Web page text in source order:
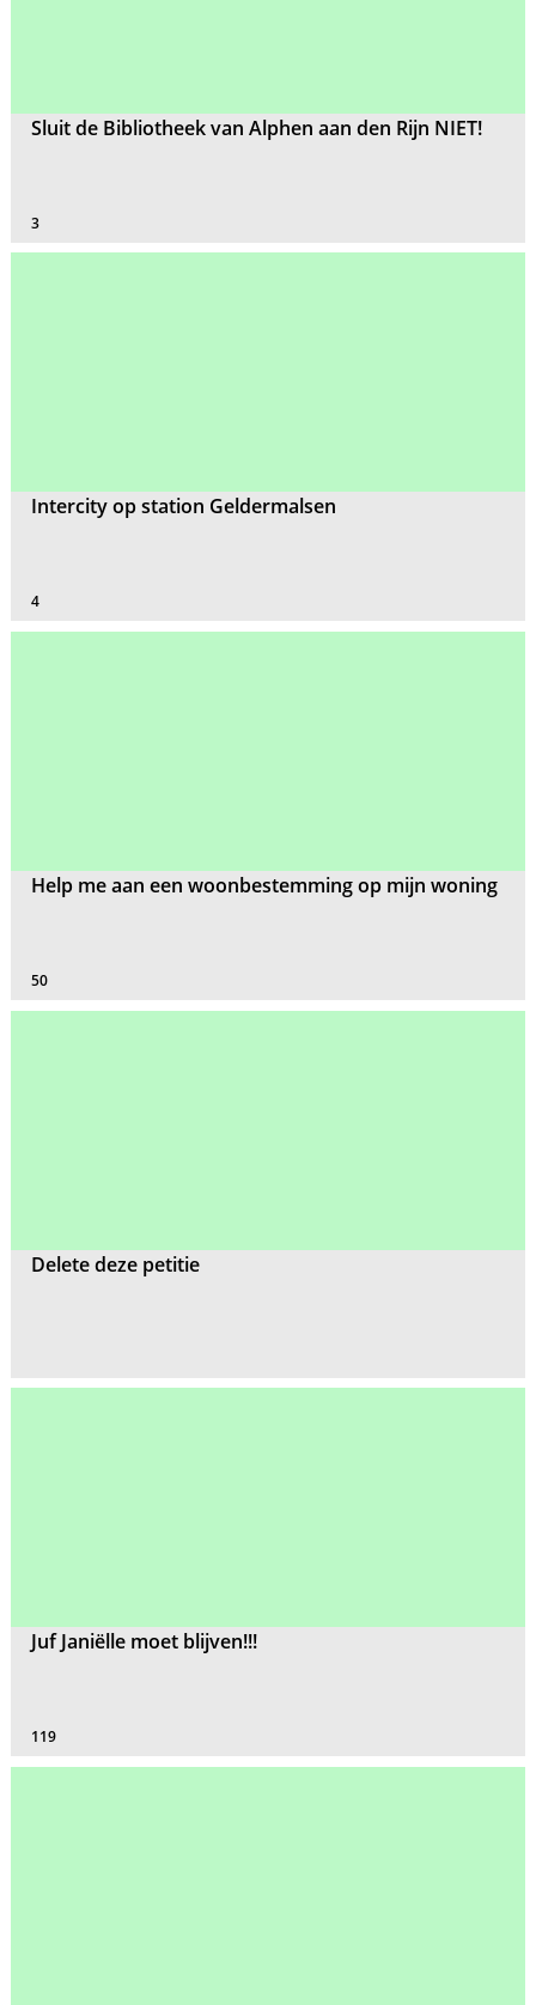
Sluit de Bibliotheek van Alphen aan den Rijn NIET!
3
Intercity op station Geldermalsen
4
Help me aan een woonbestemming op mijn woning
50
Delete deze petitie
Juf Janiëlle moet blijven!!!
119